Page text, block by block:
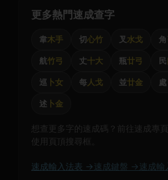
更多熱門速成查字
韋木手 切心竹 叉 水戈 角
航竹弓 丈十大 瓶廿弓 民
巡 卜女 每人戈 並廿金 處
述 卜金
想查更多字的速成碼？前往速成專
使用頁頂搜尋框。
速成輸入法表 → 速成鍵盤 → 速成